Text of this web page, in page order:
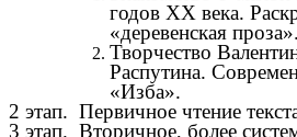
годов XX века.
«деревенская проза».
Творчество
Распутина.
«Изба».
2 этап. Первичное чтение
3 этап. Вторичное, более